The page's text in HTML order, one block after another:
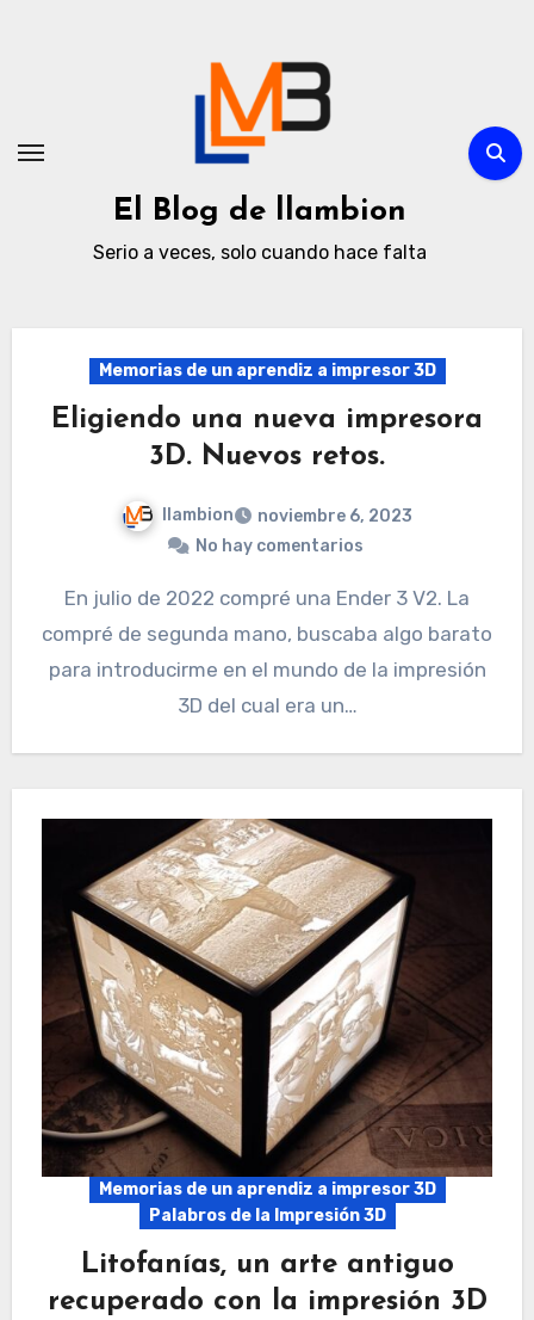
El Blog de llambion
Serio a veces, solo cuando hace falta
Memorias de un aprendiz a impresor 3D
Eligiendo una nueva impresora
3D. Nuevos retos.
llambion
noviembre 6, 2023
No hay comentarios
En julio de 2022 compré una Ender 3 V2. La
compré de segunda mano, buscaba algo barato
para introducirme en el mundo de la impresión
3D del cual era un…
Memorias de un aprendiz a impresor 3D
Palabros de la Impresión 3D
Litofanías, un arte antiguo
recuperado con la impresión 3D